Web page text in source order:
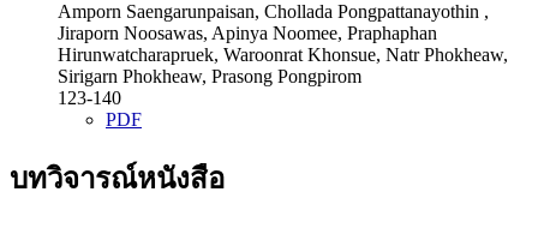
Amporn Saengarunpaisan, Chollada Pongpattanayothin ,
Jiraporn Noosawas, Apinya Noomee, Praphaphan
Hirunwatcharapruek, Waroonrat Khonsue, Natr Phokheaw,
Sirigarn Phokheaw, Prasong Pongpirom
123-140
PDF
บทวิจารณ์หนังสือ